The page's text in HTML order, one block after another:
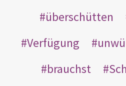
überschütten
Verfügung
brauchst